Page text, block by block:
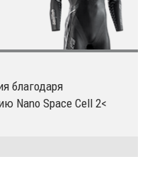
благодаря
Nano Space Cell 2<